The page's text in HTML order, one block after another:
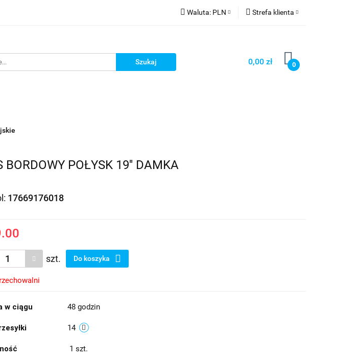
Waluta: PLN Strefa klienta
Zarejestruj się
Dodaj zgłoszenie
0,00 zł 0
POŁYSK 19'' DAMKA
17669176018
szt. Do koszyka
w ciągu 48 godzin
14
1 szt.